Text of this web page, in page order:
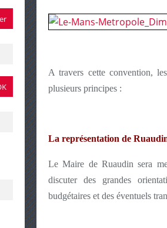
A travers cette convention,
plusieurs principes :
La représentation de
Le Maire de Ruaudin sera
discuter des grandes
budgétaires et des éventuels